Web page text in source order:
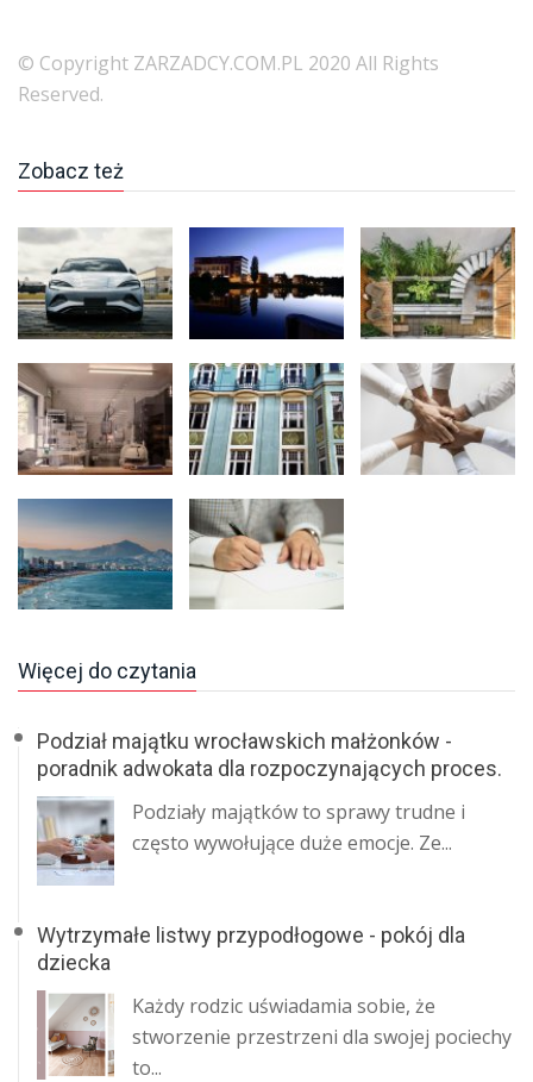
© Copyright ZARZADCY.COM.PL 2020 All Rights
Reserved.
Zobacz też
Więcej do czytania
Podział majątku wrocławskich małżonków -
poradnik adwokata dla rozpoczynających proces.
​Podziały majątków to sprawy trudne i
często wywołujące duże emocje. Ze...
Wytrzymałe listwy przypodłogowe - pokój dla
dziecka
​ Każdy rodzic uświadamia sobie, że
stworzenie przestrzeni dla swojej pociechy
to...